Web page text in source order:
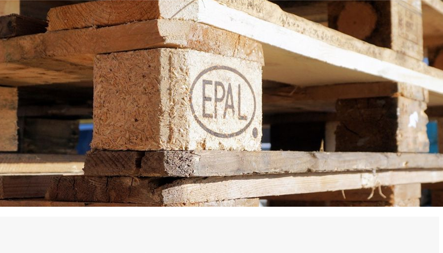
La promotion de vos engagements en matière d'achats inclusifs
Cultiver son réseau
Le Club Partenaires
Je communique
Votre visibilité on-line clé en main
Vos kits de communication personnalisés
Je vends
Votre boîte à outils « accélérez votre croissance »
J'améliore mes pratiques
Vos formations 100% opérationnelles, dédiées au développement commercial
Votre centre de ressources et vos services de networking
Je restructure ou je développe de nouvelles activités